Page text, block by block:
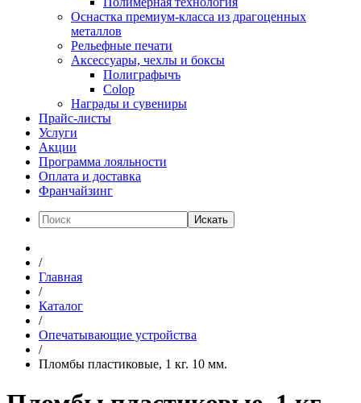
Оснастка премиум-класса из драгоценных
металлов
Рельефные печати
Аксессуары, чехлы и боксы
Полиграфычъ
Colop
Награды и сувениры
Прайс-листы
Услуги
Акции
Программа лояльности
Оплата и доставка
Франчайзинг
Искать
/
Главная
/
Каталог
/
Опечатывающие устройства
/
Пломбы пластиковые, 1 кг. 10 мм.